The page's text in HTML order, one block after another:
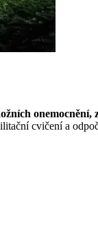
onemocnění,
cvičení a